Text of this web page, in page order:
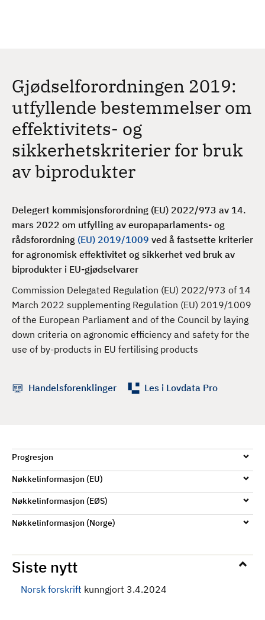
Gjødselforordningen 2019:
utfyllende bestemmelser om
effektivitets- og
sikkerhetskriterier for bruk
av biprodukter
Delegert kommisjonsforordning (EU) 2022/973 av 14.
mars 2022 om utfylling av europaparlaments- og
rådsforordning (EU) 2019/1009 ved å fastsette kriterier
for agronomisk effektivitet og sikkerhet ved bruk av
biprodukter i EU-gjødselvarer
Commission Delegated Regulation (EU) 2022/973 of 14
March 2022 supplementing Regulation (EU) 2019/1009
of the European Parliament and of the Council by laying
down criteria on agronomic efficiency and safety for the
use of by-products in EU fertilising products
Handelsforenklinger Les i Lovdata Pro
Progresjon
Nøkkelinformasjon (EU)
Nøkkelinformasjon (EØS)
Nøkkelinformasjon (Norge)
Siste nytt
Norsk forskrift kunngjort 3.4.2024